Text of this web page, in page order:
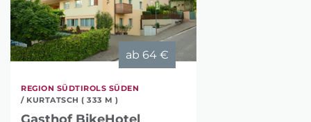
ab 64 €
REGION SÜDTIROLS SÜDEN
/ KURTATSCH ( 333 M )